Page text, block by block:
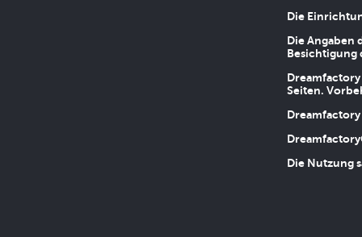
Die
Die
Besichtigung
Seiten.
Die Nutzung